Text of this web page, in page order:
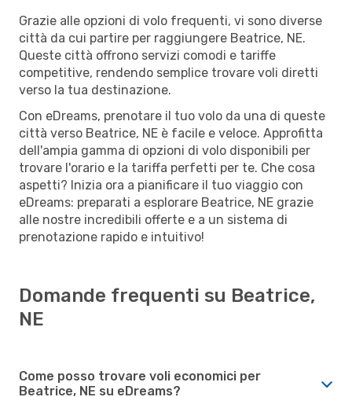
Grazie alle opzioni di volo frequenti, vi sono diverse
città da cui partire per raggiungere Beatrice, NE.
Queste città offrono servizi comodi e tariffe
competitive, rendendo semplice trovare voli diretti
verso la tua destinazione.
Con eDreams, prenotare il tuo volo da una di queste
città verso Beatrice, NE è facile e veloce. Approfitta
dell'ampia gamma di opzioni di volo disponibili per
trovare l'orario e la tariffa perfetti per te. Che cosa
aspetti? Inizia ora a pianificare il tuo viaggio con
eDreams: preparati a esplorare Beatrice, NE grazie
alle nostre incredibili offerte e a un sistema di
prenotazione rapido e intuitivo!
Domande frequenti su Beatrice,
NE
Come posso trovare voli economici per
Beatrice, NE su eDreams?